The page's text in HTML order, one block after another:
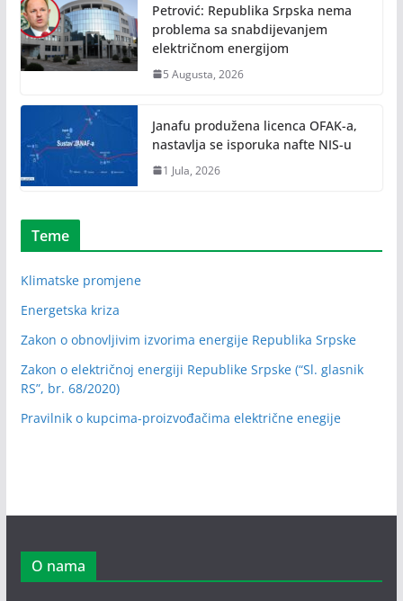
Petrović: Republika Srpska nema
problema sa snabdijevanjem
električnom energijom
5 Augusta, 2026
Janafu produžena licenca OFAK-a,
nastavlja se isporuka nafte NIS-u
1 Jula, 2026
Teme
Klimatske promjene
Energetska kriza
Zakon o obnovljivim izvorima energije Republika Srpske
Zakon o električnoj energiji Republike Srpske (“Sl. glasnik
RS”, br. 68/2020)
Pravilnik o kupcima-proizvođačima električne enegije
O nama